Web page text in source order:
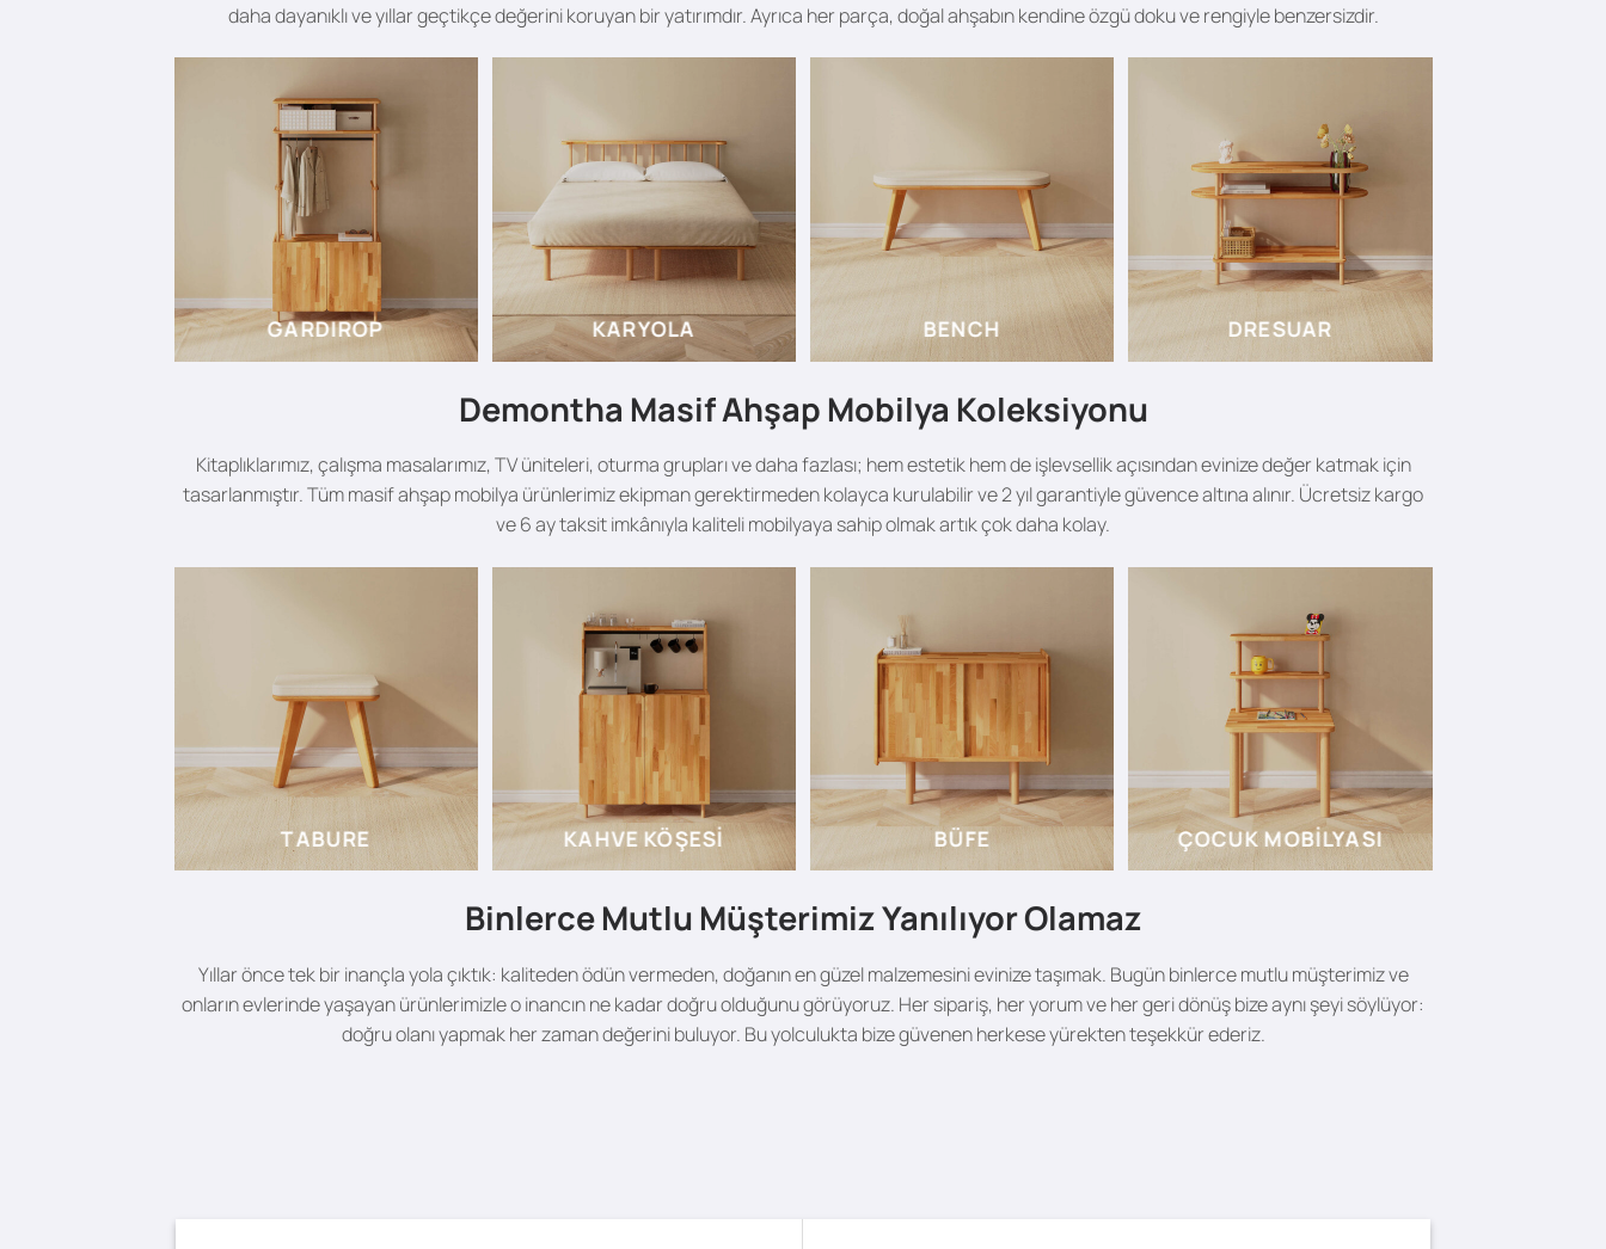
daha dayanıklı ve yıllar geçtikçe değerini koruyan bir yatırımdır. Ayrıca her parça, doğal ahşabın kendine özgü doku ve rengiyle benzersizdir.
GARDIROP KARYOLA BENCH DRESUAR
Demontha Masif Ahşap Mobilya Koleksiyonu
Kitaplıklarımız, çalışma masalarımız, TV üniteleri, oturma grupları ve daha fazlası; hem estetik hem de işlevsellik açısından evinize değer katmak için
tasarlanmıştır. Tüm masif ahşap mobilya ürünlerimiz ekipman gerektirmeden kolayca kurulabilir ve 2 yıl garantiyle güvence altına alınır. Ücretsiz kargo
ve 6 ay taksit imkânıyla kaliteli mobilyaya sahip olmak artık çok daha kolay.
TABURE KAHVE KÖŞESI BÜFE ÇOCUK MOBILYASI
Binlerce Mutlu Müşterimiz Yanılıyor Olamaz
Yıllar önce tek bir inançla yola çıktık: kaliteden ödün vermeden, doğanın en güzel malzemesini evinize taşımak. Bugün binlerce mutlu müşterimiz ve
onların evlerinde yaşayan ürünlerimizle o inancın ne kadar doğru olduğunu görüyoruz. Her sipariş, her yorum ve her geri dönüş bize aynı şeyi söylüyor:
doğru olanı yapmak her zaman değerini buluyor. Bu yolculukta bize güvenen herkese yürekten teşekkür ederiz.